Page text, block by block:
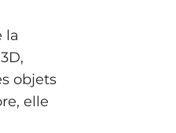
la
objets
elle